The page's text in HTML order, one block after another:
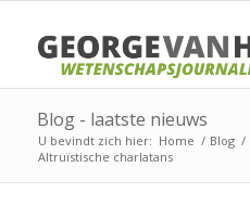
Blog - laatste nieuws
U bevindt zich hier: Home / Blog /
Altruïstische charlatans